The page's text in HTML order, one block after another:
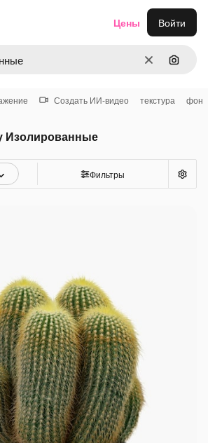
ОчиститьПоиск
Цены Войти
Создать ИИ-видео текстура фон
Изолированные
Фильтры